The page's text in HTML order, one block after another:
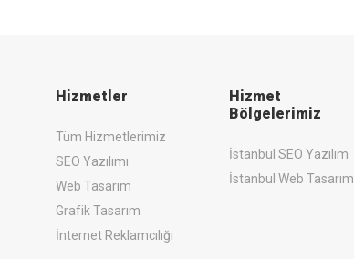
Hizmetler
Tüm Hizmetlerimiz
SEO Yazılımı
Web Tasarım
Grafik Tasarım
İnternet Reklamcılığı
Hizmet
Bölgelerimiz
İstanbul SEO Yazılım
İstanbul Web Tasarım